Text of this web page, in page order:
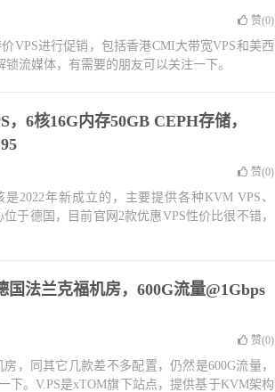
赞(0)
VPS进行促销，包括香港CMI大带宽VPS和美西
流媒体，有需要的朋友可以关注一下。
6核16G内存50GB CEPH存储，
赞(0)
2022年新成立的，主要提供各种KVM VPS、
于德国，目前官网2款优惠VPS性价比很不错，
国法兰克福机房，600G流量@1Gbps
赞(0)
，同其它几款差不多配置，仍然是600G流量，
下。V.PS是xTOM旗下站点，提供基于KVM架构